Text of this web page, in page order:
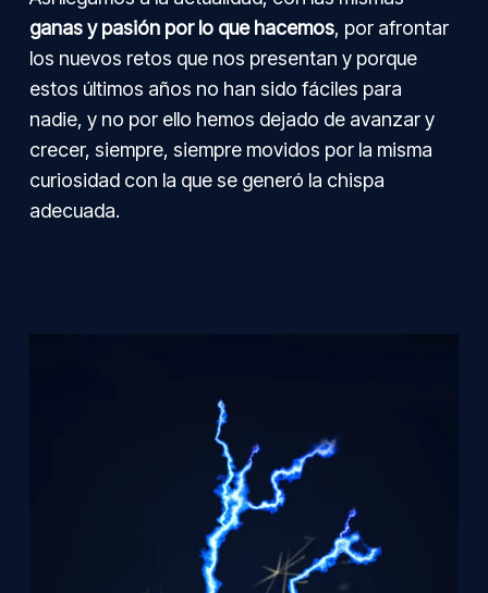
ganas y pasión por lo que hacemos, por afrontar
los nuevos retos que nos presentan y porque
estos últimos años no han sido fáciles para
nadie, y no por ello hemos dejado de avanzar y
crecer, siempre, siempre movidos por la misma
curiosidad con la que se generó la chispa
adecuada.